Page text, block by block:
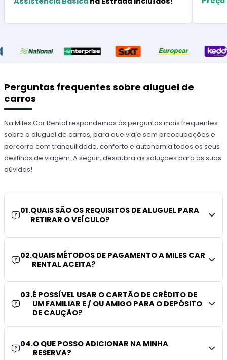
Perguntas frequentes sobre aluguel de
carros
Na Miles Car Rental respondemos às perguntas mais frequentes
sobre o aluguel de carros, para que viaje sem preocupações e
percorra com tranquilidade, conforto e autonomia todos os seus
destinos de viagem. A seguir, descubra as soluções para as suas
dúvidas!
01.QUAIS SÃO OS REQUISITOS DE ALUGUEL PARA
RETIRAR O VEÍCULO?
02.QUAIS MÉTODOS DE PAGAMENTO A MILES CAR
RENTAL ACEITA?
03.É POSSÍVEL USAR O CARTÃO DE CRÉDITO DE
UM FAMILIAR E / OU AMIGO PARA O DEPÓSITO
DE CAUÇÃO?
04.O QUE POSSO ADICIONAR NA MINHA
RESERVA?